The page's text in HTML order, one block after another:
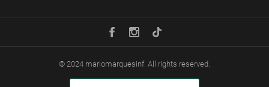
© 2024 mariomarquesinf. All rights reserved.